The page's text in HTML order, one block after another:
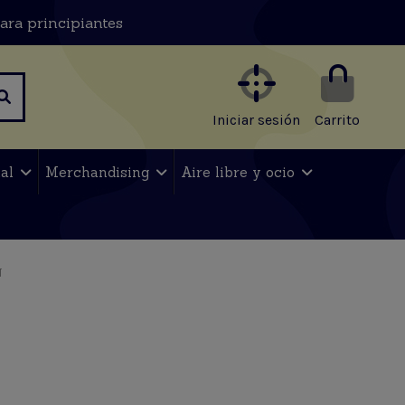
principiantes
Iniciar sesión Carrito
Merchandising Aire libre y ocio